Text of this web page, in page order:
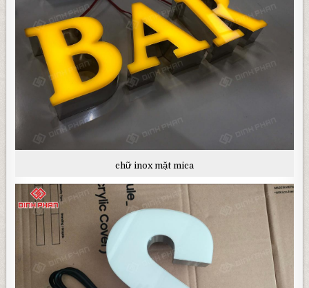
chữ inox mặt mica